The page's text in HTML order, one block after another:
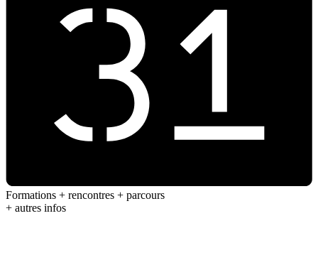
Formations + rencontres + parcours
+ autres infos